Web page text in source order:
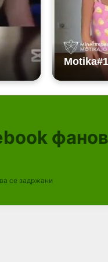
се задржани